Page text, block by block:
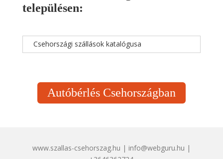
településen:
Csehországi szállások katalógusa
Autóbérlés Csehországban
www.szallas-csehorszag.hu | info@webguru.hu |